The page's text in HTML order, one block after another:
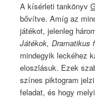
A kísérleti tankönyv
bővítve. Amíg az
játékot, jelenleg
Játékok, Dramatikus
mindegyik leckéhez
eloszlásuk. Ezek
színes piktogram
feladat, és hogy